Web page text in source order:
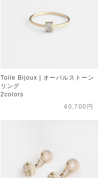
Toile Bijoux | オーバルストーン
リング
2colors
40,700円